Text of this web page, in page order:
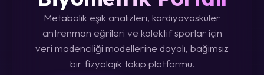
Metabolik eşik analizleri, kardiyovasküler
antrenman eğrileri ve kolektif sporlar için
veri madenciliği modellerine dayalı, bağımsız
bir fizyolojik takip platformu.